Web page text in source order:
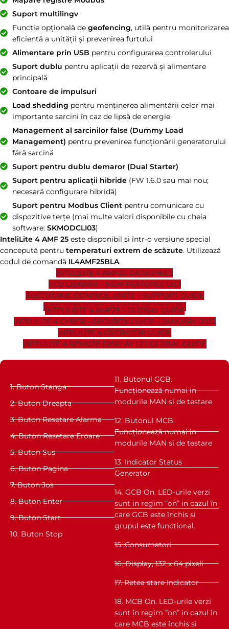
Suport multilingv
Funcție opțională de geofencing, utilă pentru monitorizarea
eficientă a unității și prevenirea furtului
Alimentare prin USB pentru configurarea controlerului
Suport dublu pentru aplicații de rezervă și alimentare
principală
Contoare de impulsuri
Load shedding pentru menținerea alimentării celor mai
importante sarcini în caz de lipsă de energie
Management al sarcinilor false (Dummy Load
Management) pentru prevenirea funcționării generatorului
fără sarcină
Suport pentru dublu demaror (Dual Starter)
Suport pentru aplicații hibride(FW 1.6.0 sau mai nou;
necesară configurare hibridă)
Suport pentru Modbus Clientpentru comunicare cu
dispozitive terțe (mai multe valori disponibile cu cheia
software: SKMODCLI03)
InteliLite 4 AMF 25 este disponibil și într-o versiune special
concepută pentru temperaturi extrem de scăzute. Utilizează
codul de comandă IL4AMF25BLA.
INTELILITE 4 AMF25 DATASHEET
ECU LIBRARY – NEW FEATURES LIST
ELECTRONIC CONTROL UNITS – SUPPORT GUIDE
INTELILITE 4 1.7.2 – NEW FEATURES LIST
INTELILISTE 4 AMF25 – GLOBAL GUIDE
INTELILITE 4 CYBER – SECURITY GUIDE – JANUARY 2022
INTELILITE 4 OPERATOR GUIDE
INTELILITE 4 REMOTE DISPLAY 1.2.1 GLOBAL GUIDE
1. Buton Stanga
2. Buton Dreapta
3. Buton Resetare Alarma
4. Buton Resetare Eroare
5. Buton Sus
6. Buton Pagina
7. Buton Jos
8. Buton Enter
9. Buton Start
10. Buton Stop
11. Butonul GCB.
Funcționează numai in
modurile MAN si de testare
12. Butonul MCB.
Funcționează numai in
modurile MAN si de testare
13. Indicator Status
Generator
14. GCB On. LED-urile verzi
sunt in regim ”on” in cazul în
care GCB este închis și
grupul este functional.
15. Consumatori
16. Display, 132 x 64 pixeli
17. Retea stare Indicator
18. MCB On. LED-urile verzi
sunt în regim ”on” in cazul în
care MCB este închis și